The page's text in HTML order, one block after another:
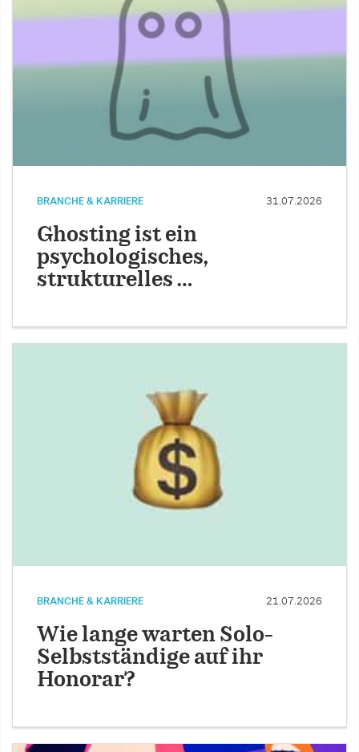
BRANCHE & KARRIERE 31.07.2026
Ghosting ist ein
psychologisches,
strukturelles …
BRANCHE & KARRIERE 21.07.2026
Wie lange warten Solo-
Selbstständige auf ihr
Honorar?